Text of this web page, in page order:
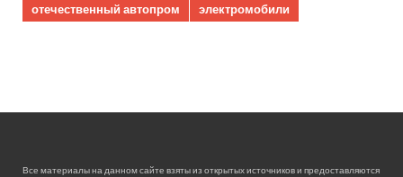
отечественный автопром
электромобили
Все материалы на данном сайте взяты из открытых источников и предоставляются